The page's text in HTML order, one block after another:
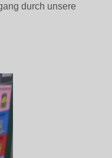
durch unsere